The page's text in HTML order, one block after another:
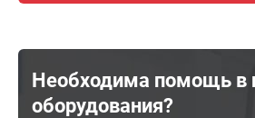
Необходима помощь в
оборудования?